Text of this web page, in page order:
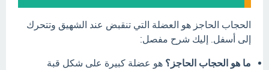
الحجاب الحاجز هو العضلة التي تنقبض عند الشهيق وتتحرك
إلى أسفل. إليك شرح مفصل:
ما هو الحجاب الحاجز؟ هو عضلة كبيرة على شكل قبة